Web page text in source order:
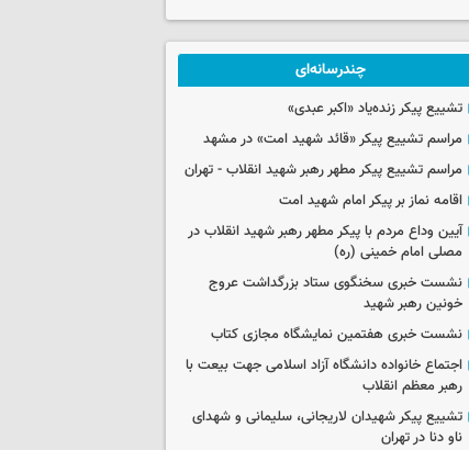
چندرسانه‌ای
تشییع پیکر زنده‌یاد «اکبر عبدی»
مراسم تشییع پیکر «قائد شهید امت» در مشهد
مراسم تشییع پیکر مطهر رهبر شهید انقلاب - تهران
اقامه نماز بر پیکر امام شهید امت
آیین وداع مردم با پیکر مطهر رهبر شهید انقلاب در
مصلی امام خمینی (ره)
نشست خبری سخنگوی ستاد بزرگداشت عروج
خونین رهبر شهید
نشست خبری هفتمین نمایشگاه مجازی کتاب
اجتماع خانواده دانشگاه آزاد اسلامی جهت بیعت با
رهبر معظم انقلاب
تشییع پیکر شهیدان لاریجانی، سلیمانی و شهدای
ناو دنا در تهران